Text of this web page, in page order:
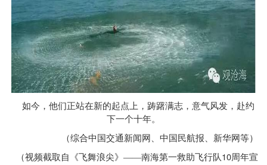
如今，他们正站在新的起点上，踌躇满志，意气风发，赴约
下一个十年。
（综合中国交通新闻网、中国民航报、新华网等）
（视频截取自《飞舞浪尖》——南海第一救助飞行队10周年宣